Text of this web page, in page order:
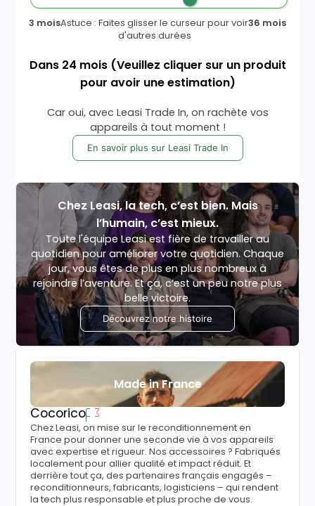
3 moisAstuce : Faites glisser le curseur pour voir
d'autres durées
36 mois
Dans 24 mois (Veuillez cliquer sur un produit
pour avoir une estimation)
Car oui, avec Leasi Trade In, on rachète vos
appareils à tout moment !
En savoir plus sur Leasi Trade In
Chez Leasi, la tech, c’est bien. Mais
l’humain, c’est mieux.
Toute l'équipe Leasi est fière de travailler au
quotidien pour améliorer votre quotidien. Chaque
jour, vous êtes de plus en plus nombreux à
rejoindre l’aventure. Et ça, c’est un peu notre plus
belle victoire.
Découvrez notre histoire
Made in France
Cocorico
Chez Leasi, on mise sur le reconditionnement en
France pour donner une seconde vie à vos appareils
avec expertise et rigueur. Nos accessoires ? Fabriqués
localement pour allier qualité et impact réduit. Et
derrière tout ça, des partenaires français engagés –
reconditionneurs, fabricants, logisticiens – qui rendent
la tech plus responsable et plus proche de vous.